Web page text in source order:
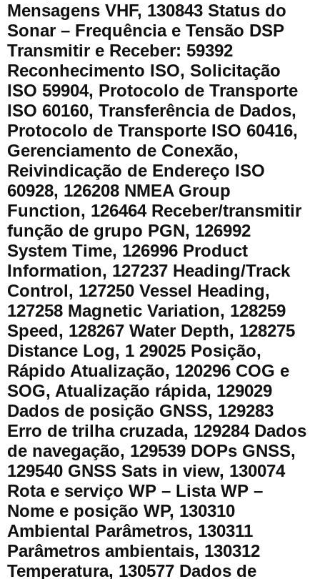
Mensagens VHF, 130843 Status do
Sonar – Frequência e Tensão DSP
Transmitir e Receber: 59392
Reconhecimento ISO, Solicitação
ISO 59904, Protocolo de Transporte
ISO 60160, Transferência de Dados,
Protocolo de Transporte ISO 60416,
Gerenciamento de Conexão,
Reivindicação de Endereço ISO
60928, 126208 NMEA Group
Function, 126464 Receber/transmitir
função de grupo PGN, 126992
System Time, 126996 Product
Information, 127237 Heading/Track
Control, 127250 Vessel Heading,
127258 Magnetic Variation, 128259
Speed, 128267 Water Depth, 128275
Distance Log, 1 29025 Posição,
Rápido Atualização, 120296 COG e
SOG, Atualização rápida, 129029
Dados de posição GNSS, 129283
Erro de trilha cruzada, 129284 Dados
de navegação, 129539 DOPs GNSS,
129540 GNSS Sats in view, 130074
Rota e serviço WP – Lista WP –
Nome e posição WP, 130310
Ambiental Parâmetros, 130311
Parâmetros ambientais, 130312
Temperatura, 130577 Dados de